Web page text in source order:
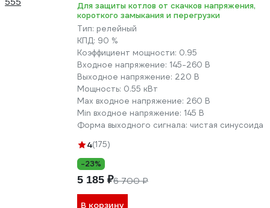
Для защиты котлов от скачков напряжения,
короткого замыкания и перегрузки
Тип: релейный
КПД: 90 %
Коэффициент мощности: 0.95
Входное напряжение: 145-260 В
Выходное напряжение: 220 В
Мощность: 0.55 кВт
Max входное напряжение: 260 В
Min входное напряжение: 145 В
Форма выходного сигнала: чистая синусоида
4(175)
-23%
5 185 ₽6 700 ₽
В корзину